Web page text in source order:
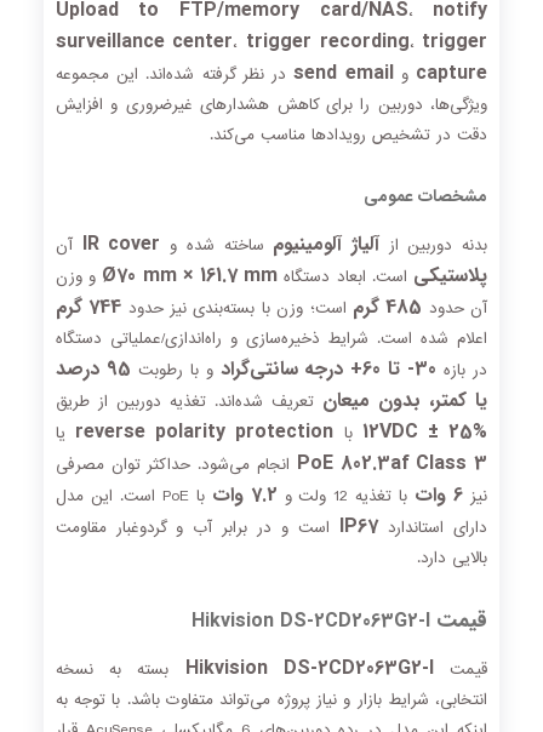
Upload to FTP/memory card/NAS، notify
surveillance center، trigger recording، trigger
capture وsend emailدر نظر گرفته شده‌اند. این مجموعه
ویژگی‌ها، دوربین را برای کاهش هشدارهای غیرضروری و افزایش
دقت در تشخیص رویدادها مناسب می‌کند.
مشخصات عمومی
بدنه دوربین ازآلیاژ آلومینیوم ساخته شده و IR cover آن
پلاستیکی است. ابعاد دستگاه Ø70 mm × 161.7 mm و وزن
آن حدود 485 گرم است؛ وزن با بسته‌بندی نیز حدود 744 گرم
اعلام شده است. شرایط ذخیره‌سازی و راه‌اندازی/عملیاتی دستگاه
در بازه 30- تا 60+ درجه سانتی‌گراد و با رطوبت
95 درصد
یا کمتر، بدون میعان تعریف شده‌اند. تغذیه دوربین از طریق
12VDC ± 25% با reverse polarity protection یا
PoE 802.3af Class 3 انجام می‌شود. حداکثر توان مصرفی
نیز 6 وات با تغذیه 12 ولت و 7.2 وات
با PoE است. این مدل
دارای استانداردIP67 است و در برابر آب و گردوغبار مقاومت
بالایی دارد.
قیمت Hikvision DS-2CD2063G2-I
قیمتHikvision DS-2CD2063G2-I بسته به نسخه
انتخابی، شرایط بازار و نیاز پروژه می‌تواند متفاوت باشد. با توجه به